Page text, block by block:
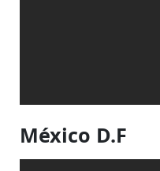
México D.F